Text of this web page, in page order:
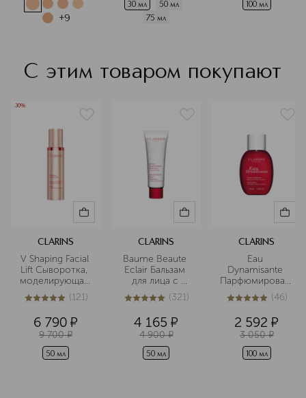
забота.
Подробнее
+9
30 мл
50 мл
75 мл
100 мл
С этим товаром покупают
-30%
CLARINS
V Shaping Facial
Lift Сыворотка,
моделирующая
контур лица
5из 5121 (121)
6 790 ¤
9 700 ¤
50 мл
CLARINS
Baume Beaute
Eclair Бальзам
для лица с
эффектом
лифтинга и
5из 5321 (321)
4 165 ¤
4 900 ¤
50 мл
CLARINS
Eau
Dynamisante
дезодорант-
спрей
5из 546 (46)
2 592 ¤
3 050 ¤
100 мл